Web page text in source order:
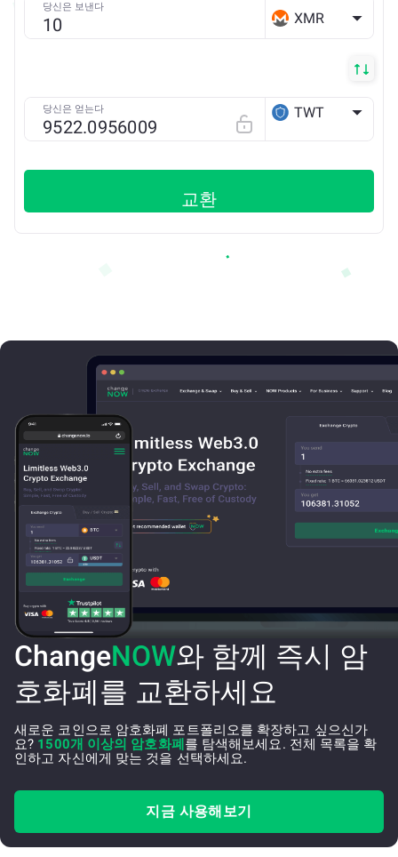
당신은 보낸다
XMR
당신은 얻는다 TWT
교환
ChangeNOW와 함께 즉시 암
호화폐를 교환하세요
새로운 코인으로 암호화폐 포트폴리오를 확장하고 싶으신가
요? 1500개 이상의 암호화폐 를 탐색해보세요. 전체 목록을 확
인하고 자신에게 맞는 것을 선택하세요.
지금 사용해보기